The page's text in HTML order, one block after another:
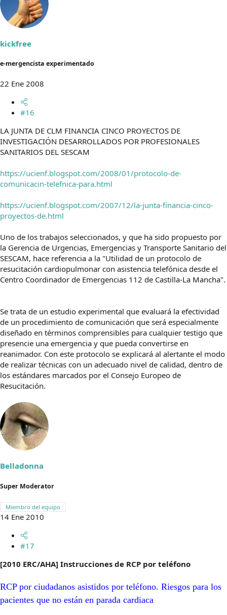
kickfree
e-mergencista experimentado
22 Ene 2008
#16
LA JUNTA DE CLM FINANCIA CINCO PROYECTOS DE
INVESTIGACIÓN DESARROLLADOS POR PROFESIONALES
SANITARIOS DEL SESCAM
https://ucienf.blogspot.com/2008/01/protocolo-de-
comunicacin-telefnica-para.html
https://ucienf.blogspot.com/2007/12/la-junta-financia-cinco-
proyectos-de.html
Uno de los trabajos seleccionados, y que ha sido propuesto por
la Gerencia de Urgencias, Emergencias y Transporte Sanitario del
SESCAM, hace referencia a la "Utilidad de un protocolo de
resucitación cardiopulmonar con asistencia telefónica desde el
Centro Coordinador de Emergencias 112 de Castilla-La Mancha".
Se trata de un estudio experimental que evaluará la efectividad
de un procedimiento de comunicación que será especialmente
diseñado en términos comprensibles para cualquier testigo que
presencie una emergencia y que pueda convertirse en
reanimador. Con este protocolo se explicará al alertante el modo
de realizar técnicas con un adecuado nivel de calidad, dentro de
los estándares marcados por el Consejo Europeo de
Resucitación.
Belladonna
Super Moderator
Miembro del equipo
14 Ene 2010
#17
[2010 ERC/AHA] Instrucciones de RCP por teléfono
RCP por ciudadanos asistidos por teléfono. Riesgos para los
pacientes que no están en parada cardiaca